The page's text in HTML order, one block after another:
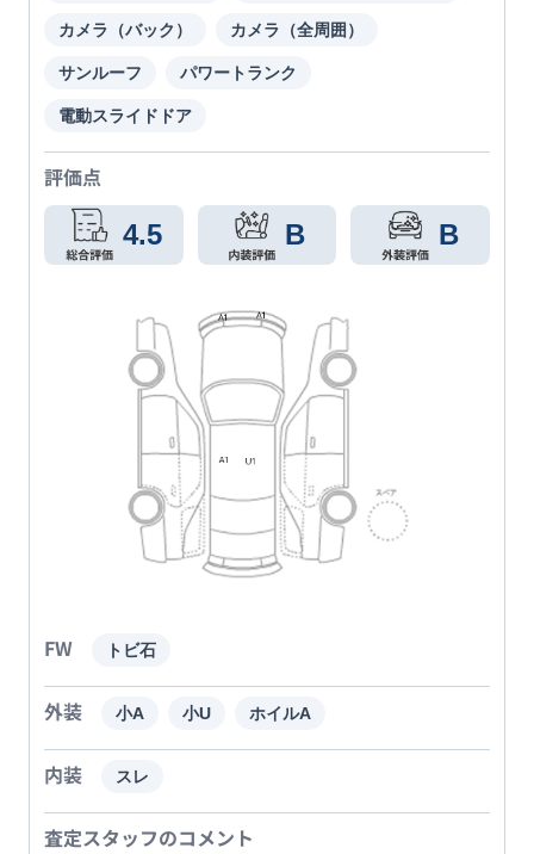
カメラ（バック） カメラ（全周囲）
サンルーフ パワートランク
電動スライドドア
評価点
4.5 B B
FW トビ石
外装 小A 小U ホイルA
内装 スレ
査定スタッフのコメント